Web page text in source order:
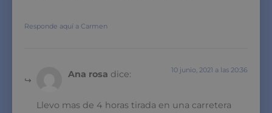
Responde aquí a Carmen
Ana rosa dice: 10 junio, 2021 a las 20:36
Llevo mas de 4 horas tirada en una carretera